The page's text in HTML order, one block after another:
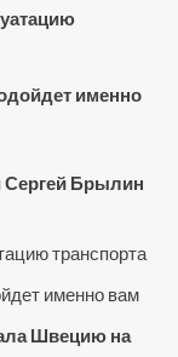
именно
Сергей Брылин
транспорта
именно вам
Швецию на